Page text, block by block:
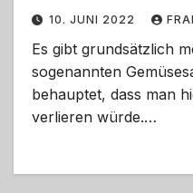
10. JUNI 2022
Es gibt grundsätzlich
sogenannten
behauptet, dass man
verlieren würde.…